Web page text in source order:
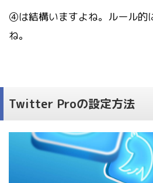
④は結構いますよね。ルール的
ね。
Twitter Proの設定方法